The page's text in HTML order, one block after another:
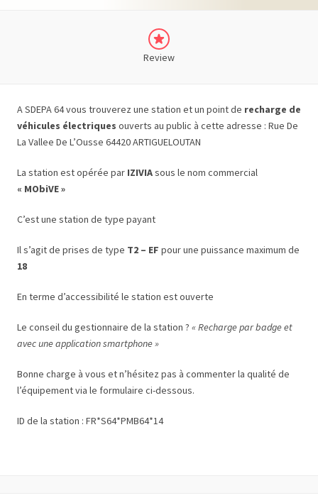
Review
A SDEPA 64 vous trouverez une station et un point de recharge de
véhicules électriques ouverts au public à cette adresse : Rue De
La Vallee De L’Ousse 64420 ARTIGUELOUTAN
La station est opérée par IZIVIAsous le nom commercial
« MObiVE »
C’est une station de type payant
Il s’agit de prises de type T2 – EF pour une puissance maximum de
18
En terme d’accessibilité le station est ouverte
Le conseil du gestionnaire de la station ? « Recharge par badge et
avec une application smartphone »
Bonne charge à vous et n’hésitez pas à commenter la qualité de
l’équipement via le formulaire ci-dessous.
ID de la station : FR*S64*PMB64*14